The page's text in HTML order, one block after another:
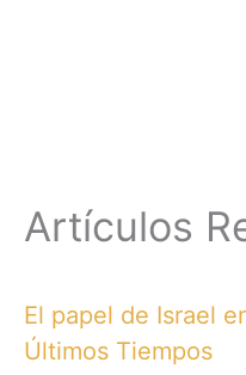
Artículos
El papel de Israel
Últimos Tiempos